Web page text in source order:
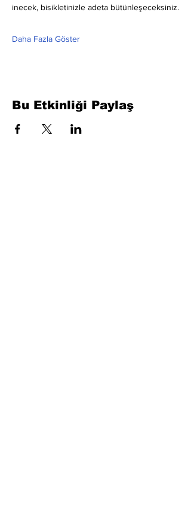
inecek, bisikletinizle adeta bütünleşeceksiniz.
Daha Fazla Göster
Bu Etkinliği Paylaş